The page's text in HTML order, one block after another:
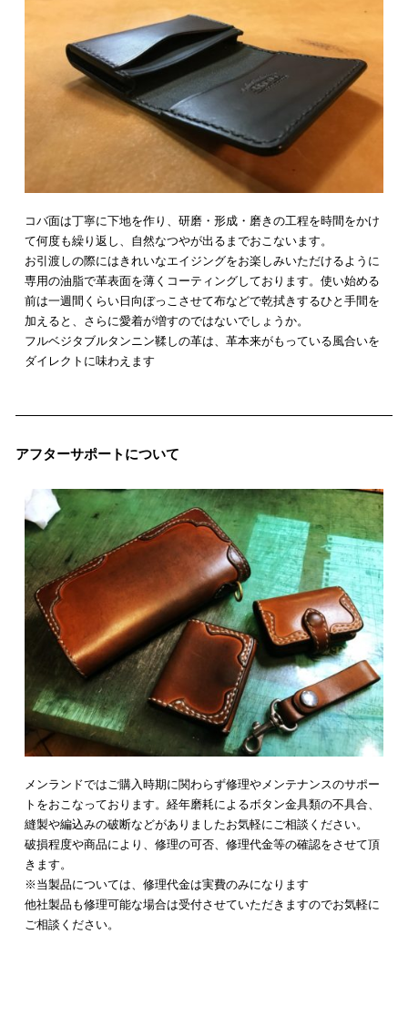
コバ面は丁寧に下地を作り、研磨・形成・磨きの工程を時間をかけ
て何度も繰り返し、自然なつやが出るまでおこないます。
お引渡しの際にはきれいなエイジングをお楽しみいただけるように
専用の油脂で革表面を薄くコーティングしております。使い始める
前は一週間くらい日向ぼっこさせて布などで乾拭きするひと手間を
加えると、さらに愛着が増すのではないでしょうか。
フルベジタブルタンニン鞣しの革は、革本来がもっている風合いを
ダイレクトに味わえます
アフターサポートについて
メンランドではご購入時期に関わらず修理やメンテナンスのサポー
トをおこなっております。経年磨耗によるボタン金具類の不具合、
縫製や編込みの破断などがありましたお気軽にご相談ください。
破損程度や商品により、修理の可否、修理代金等の確認をさせて頂
きます。
※当製品については、修理代金は実費のみになります
他社製品も修理可能な場合は受付させていただきますのでお気軽に
ご相談ください。